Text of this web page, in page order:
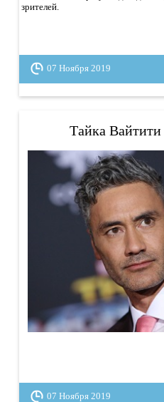
зрителей.
07 Ноября 2019
Тайка
07 Ноября 2019